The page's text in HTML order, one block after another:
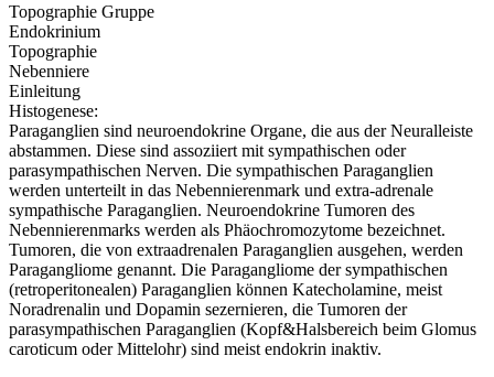
Topographie Gruppe
Endokrinium
Topographie
Nebenniere
Einleitung
Histogenese:
Paraganglien sind neuroendokrine Organe, die aus der Neuralleiste
abstammen. Diese sind assoziiert mit sympathischen oder
parasympathischen Nerven. Die sympathischen Paraganglien
werden unterteilt in das Nebennierenmark und extra-adrenale
sympathische Paraganglien. Neuroendokrine Tumoren des
Nebennierenmarks werden als Phäochromozytome bezeichnet.
Tumoren, die von extraadrenalen Paraganglien ausgehen, werden
Paragangliome genannt. Die Paragangliome der sympathischen
(retroperitonealen) Paraganglien können Katecholamine, meist
Noradrenalin und Dopamin sezernieren, die Tumoren der
parasympathischen Paraganglien (Kopf&Halsbereich beim Glomus
caroticum oder Mittelohr) sind meist endokrin inaktiv.